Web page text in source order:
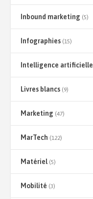
Inbound marketing (5)
Infographies (15)
Intelligence artificielle
Livres blancs (9)
Marketing (47)
MarTech (122)
Matériel (5)
Mobilité (3)